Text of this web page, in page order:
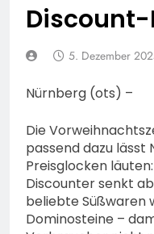
5. Dezember
Nürnberg (ots) –
Die
passend dazu lässt
Preisglocken
Discounter senkt
beliebte Süßwaren
Dominosteine –